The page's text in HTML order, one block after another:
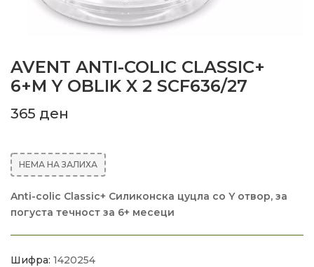
AVENT ANTI-COLIC CLASSIC+
6+M Y OBLIK X 2 SCF636/27
365 ден
НЕМА НА ЗАЛИХА
Anti-colic Classic+ Силиконска цуцла со Y отвор, за
погуста течност за 6+ месеци
Шифра: 1420254